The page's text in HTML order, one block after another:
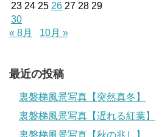
23 24 25 26 27 28 29
30
« 8月
10月 »
最近の投稿
裏磐梯風景写真【突然真冬】
裏磐梯風景写真【遅れる紅葉】